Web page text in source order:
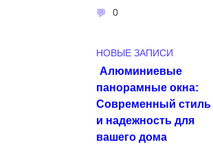
0
НОВЫЕ ЗАПИСИ
Алюминиевые
панорамные окна:
Современный стиль
и надежность для
вашего дома